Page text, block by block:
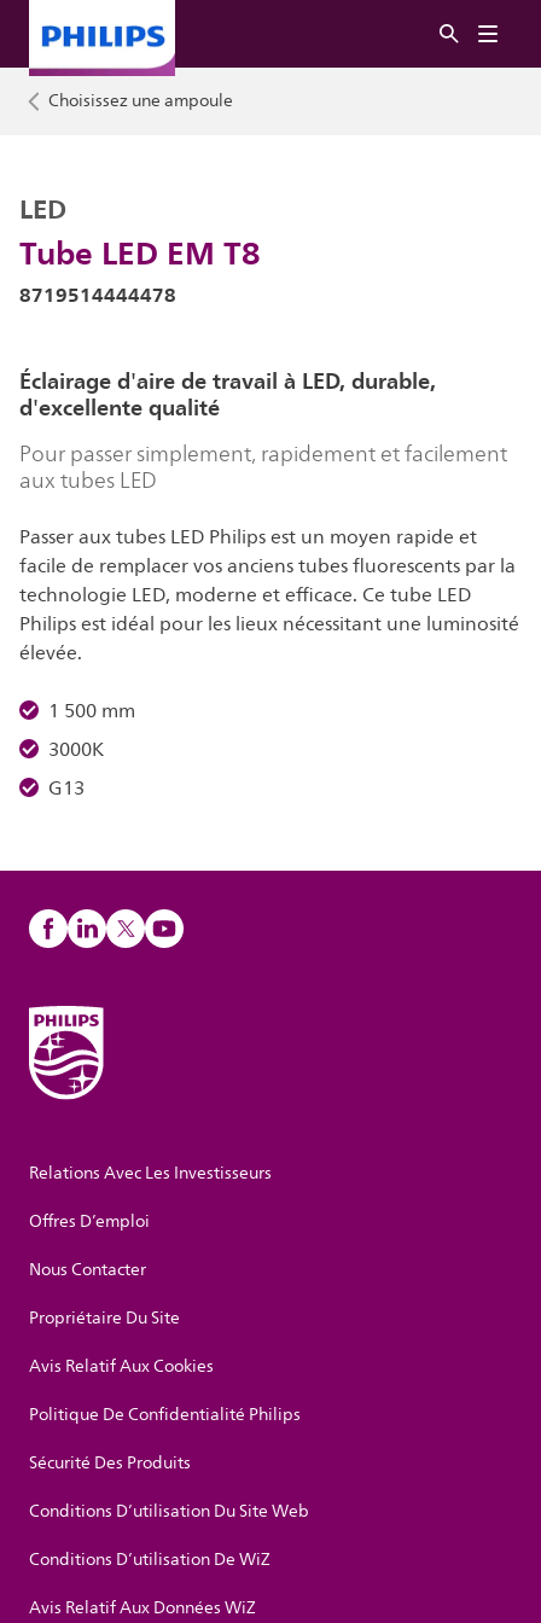
Choisissez une ampoule
Tube LED EM T8
LED
8719514444478
Éclairage d'aire de travail à LED, durable,
d'excellente qualité
Pour passer simplement, rapidement et facilement
aux tubes LED
Passer aux tubes LED Philips est un moyen rapide et
facile de remplacer vos anciens tubes fluorescents par la
technologie LED, moderne et efficace. Ce tube LED
Philips est idéal pour les lieux nécessitant une luminosité
élevée.
1 500 mm
3000K
G13
Relations Avec Les Investisseurs
Offres D’emploi
Nous Contacter
Propriétaire Du Site
Avis Relatif Aux Cookies
Politique De Confidentialité Philips
Sécurité Des Produits
Conditions D’utilisation Du Site Web
Conditions D’utilisation De WiZ
Avis Relatif Aux Données WiZ